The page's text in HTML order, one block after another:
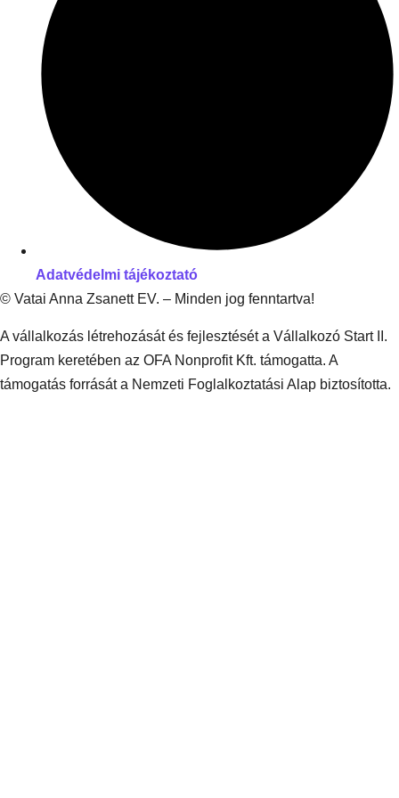
Adatvédelmi tájékoztató
© Vatai Anna Zsanett EV. – Minden jog fenntartva!
A vállalkozás létrehozását és fejlesztését a Vállalkozó Start II.
Program keretében az OFA Nonprofit Kft. támogatta. A
támogatás forrását a Nemzeti Foglalkoztatási Alap biztosította.